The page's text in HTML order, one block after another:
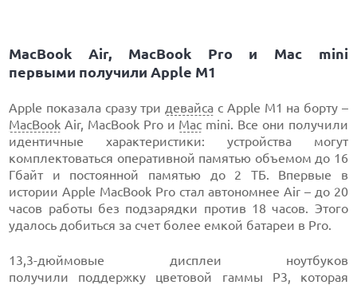
MacBook Air, MacBook Pro и Mac mini
первыми получили Apple M1
Apple показала сразу три девайса с Apple M1 на борту –
MacBook Air, MacBook Pro и Mac mini. Все они получили
идентичные характеристики: устройства могут
комплектоваться оперативной памятью объемом до 16
Гбайт и постоянной памятью до 2 ТБ. Впервые в
истории Apple MacBook Pro стал автономнее Air – до 20
часов работы без подзарядки против 18 часов. Этого
удалось добиться за счет более емкой батареи в Pro.
13,3-дюймовые дисплеи ноутбуков
получили поддержку цветовой гаммы P3, которая